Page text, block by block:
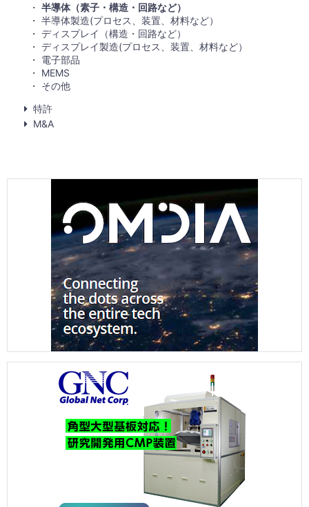
半導体（素子・構造・回路など）
半導体製造(プロセス、装置、材料など）
ディスプレイ（構造・回路など）
ディスプレイ製造(プロセス、装置、材料など）
電子部品
MEMS
その他
特許
M&A